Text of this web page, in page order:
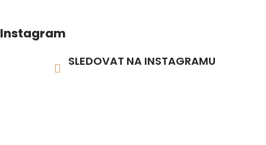
Instagram
SLEDOVAT NA INSTAGRAMU